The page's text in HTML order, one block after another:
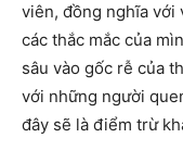
viên, đồng nghĩa với
các thắc mắc của
sâu vào gốc rễ của
với những người
đây sẽ là điểm trừ